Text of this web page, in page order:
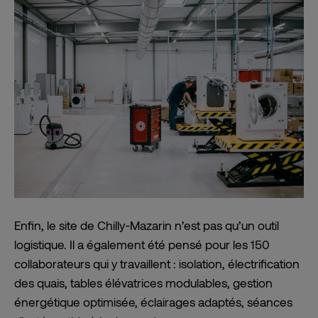
Enfin, le site de Chilly-Mazarin n’est pas qu’un outil
logistique. Il a également été pensé pour les 150
collaborateurs qui y travaillent : isolation, électrification
des quais, tables élévatrices modulables, gestion
énergétique optimisée, éclairages adaptés, séances